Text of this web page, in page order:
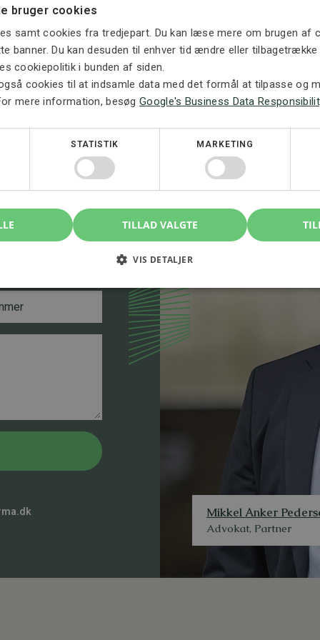
kontakt
indledende
og
Mikkel Anker
Advokat, Partner
bruger cookies
samt cookies fra tredjepart. Du kan læse mere om brugen af
banner. Du kan desuden til enhver tid ændre eller
cookiepolitik i bunden af siden.
cookies til at indsamle data med det formål at tilpasse og
mere information, besøgGoogle's Business Data
STATISTIK MARKETING
TILLAD VALGTE
VIS DETALJER